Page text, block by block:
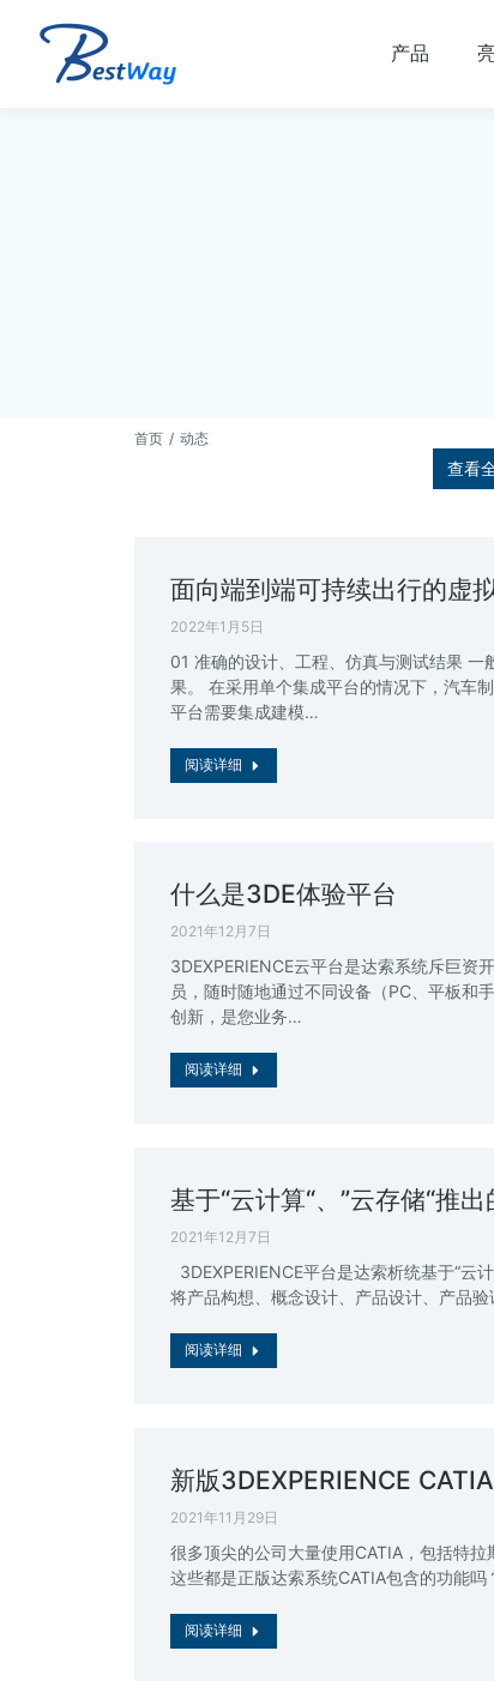
产品
您在这里：
首页 动态
查看
面向端到端可持续出行的虚
2022年1月5日
01 准确的设计、工程、仿真与测试结果
果。 在采用单个集成平台的情况下，汽车
平台需要集成建模…
阅读详细
什么是3DE体验平台
2021年12月7日
3DEXPERIENCE云平台是达索系统斥巨资
员，随时随地通过不同设备（PC、平板和
创新，是您业务…
阅读详细
基于“云计算“、”云存储“推
2021年12月7日
3DEXPERIENCE平台是达索析统基于“云
将产品构想、概念设计、产品设计、产品
阅读详细
新版3DEXPERIENCE
2021年11月29日
很多顶尖的公司大量使用CATIA，包括特
这些都是正版达索系统CATIA包含的功能
阅读详细